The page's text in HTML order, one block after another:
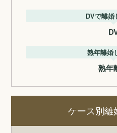
DVで離婚
熟年離婚
熟年
ケース別離